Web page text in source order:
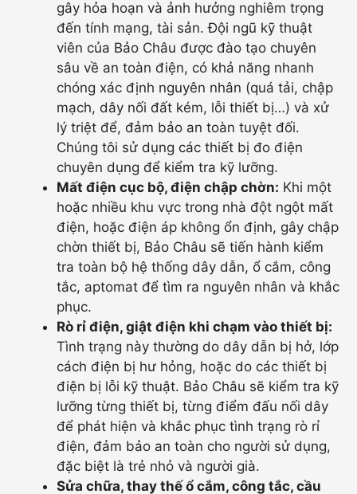
gây hỏa hoạn và ảnh hưởng nghiêm trọng
đến tính mạng, tài sản. Đội ngũ kỹ thuật
viên của Bảo Châu được đào tạo chuyên
sâu về an toàn điện, có khả năng nhanh
chóng xác định nguyên nhân (quá tải, chập
mạch, dây nối đất kém, lỗi thiết bị…) và xử
lý triệt để, đảm bảo an toàn tuyệt đối.
Chúng tôi sử dụng các thiết bị đo điện
chuyên dụng để kiểm tra kỹ lưỡng.
Mất điện cục bộ, điện chập chờn: Khi một
hoặc nhiều khu vực trong nhà đột ngột mất
điện, hoặc điện áp không ổn định, gây chập
chờn thiết bị, Bảo Châu sẽ tiến hành kiểm
tra toàn bộ hệ thống dây dẫn, ổ cắm, công
tắc, aptomat để tìm ra nguyên nhân và khắc
phục.
Rò rỉ điện, giật điện khi chạm vào thiết bị:
Tình trạng này thường do dây dẫn bị hở, lớp
cách điện bị hư hỏng, hoặc do các thiết bị
điện bị lỗi kỹ thuật. Bảo Châu sẽ kiểm tra kỹ
lưỡng từng thiết bị, từng điểm đấu nối dây
để phát hiện và khắc phục tình trạng rò rỉ
điện, đảm bảo an toàn cho người sử dụng,
đặc biệt là trẻ nhỏ và người già.
Sửa chữa, thay thế ổ cắm, công tắc, cầu